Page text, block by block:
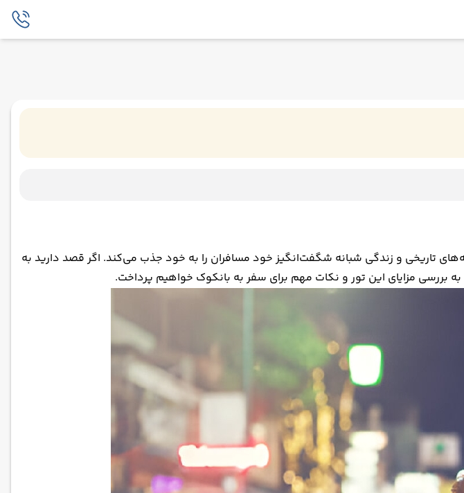
تاریخی و زندگی شبانه شگفت‌انگیز خود مسافران را به خود جذب می‌کند. اگر قصد دارید به
به بررسی مزایای این تور و نکات مهم برای سفر به بانکوک خواهیم پرداخت.